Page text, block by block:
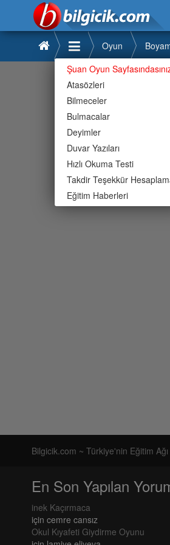
Şuan Oyun
Atasözleri
Bilmeceler
Bulmacalar
Deyimler
Duvar Yazıları
Hızlı Okuma Testi
Takdir Teşekkür
Eğitim Haberleri
Oyun
Bilgicik.com ~ Türkiye'nin Eğitim Ağı
En Son Yapılan
inek Kaçırmaca
için cemre cansız
Okul Kıyafeti Giydirme Oyunu